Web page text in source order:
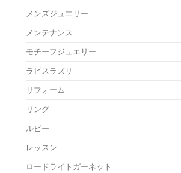
メンズジュエリー
メンテナンス
モチーフジュエリー
ラピスラズリ
リフォーム
リング
ルビー
レッスン
ロードライトガーネット